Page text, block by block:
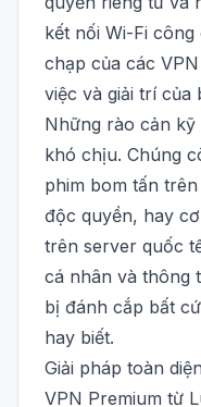
kết nối Wi-Fi
chạp của các
việc và giải trí của
Những rào cản
khó chịu. Chúng
phim bom tấn
độc quyền, hay
trên server quốc
cá nhân và thông
bị đánh cắp bất
hay biết.
Giải pháp toàn
VPN Premium từ